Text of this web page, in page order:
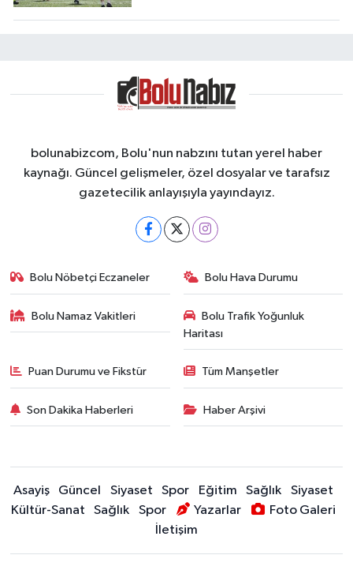
bolunabizcom, Bolu'nun nabzını tutan yerel haber
kaynağı. Güncel gelişmeler, özel dosyalar ve tarafsız
gazetecilik anlayışıyla yayındayız.
Bolu Nöbetçi Eczaneler Bolu Hava Durumu
Bolu Namaz Vakitleri
Bolu Trafik Yoğunluk
Haritası
Puan Durumu ve Fikstür Tüm Manşetler
Son Dakika Haberleri Haber Arşivi
Asayiş Güncel Siyaset Spor Eğitim Sağlık
Siyaset
Kültür-Sanat
Sağlık Spor Yazarlar
Foto Galeri
İletişim